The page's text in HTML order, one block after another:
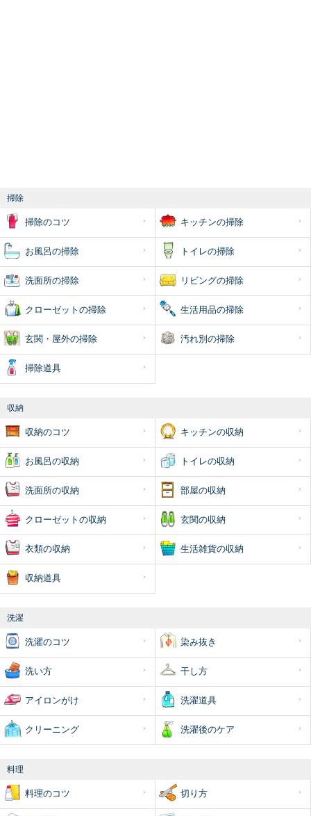
掃除
掃除のコツ キッチンの掃除
お風呂の掃除 トイレの掃除
洗面所の掃除 リビングの掃除
クローゼットの掃除 生活用品の掃除
玄関・屋外の掃除 汚れ別の掃除
掃除道具
収納
収納のコツ キッチンの収納
お風呂の収納 トイレの収納
洗面所の収納 部屋の収納
クローゼットの収納 玄関の収納
衣類の収納 生活雑貨の収納
収納道具
洗濯
洗濯のコツ 染み抜き
洗い方 干し方
アイロンがけ 洗濯道具
クリーニング 洗濯後のケア
料理
料理のコツ 切り方